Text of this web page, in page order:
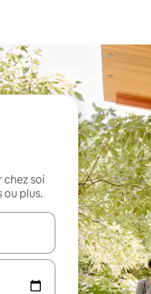
chez soi
ou plus.
les en utilisant les flèches